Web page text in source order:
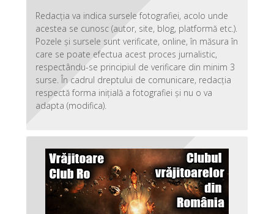
Redacția va indica sursele fotografiei, acolo unde
acestea se cunosc (autor, site, blog, platformă etc.).
Pozele și sursele sunt verificate, online, în măsura în
care se poate efectua acest proces jurnalistic,
respectându-se principiul de verificare din minim 3
surse. În cadrul dreptului de comunicare, redacția
respectă forma inițială a fotografiei și nu o va
adapta (modifica).